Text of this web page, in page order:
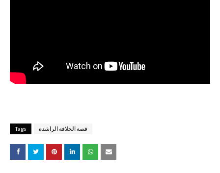
Tags قصة الخلافة الراشدة